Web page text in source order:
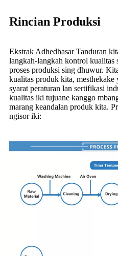
Rincian Produksi
Ekstrak Adhedhasar Tanduran
langkah-langkah kontrol kualitas
proses produksi sing dhuwur.
kualitas produk kita, mesthekake
syarat peraturan lan sertifikasi
kualitas iki tujuane kanggo
marang keandalan produk kita.
ngisor iki: